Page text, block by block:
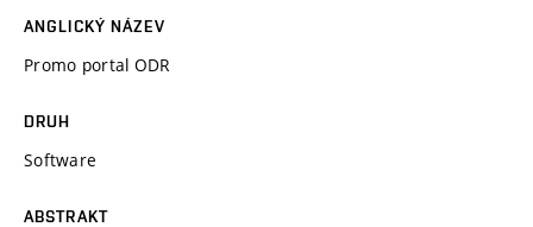
ANGLICKÝ NÁZEV
Promo portal ODR
DRUH
Software
ABSTRAKT